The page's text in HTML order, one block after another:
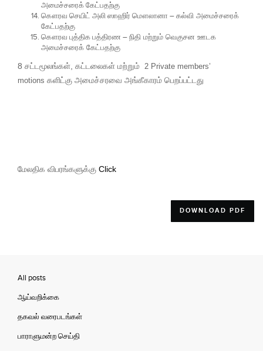
அமைச்சரைக் கேட்பதற்கு
கௌரவ செயிட் அலி ஸாஹிர் மௌலானா – கல்வி அமைச்சரைக்
கேட்பதற்கு
கௌரவ புத்திக பத்திரண – நிதி மற்றும் வெகுசன ஊடக
அமைச்சரைக் கேட்பதற்கு
8 சட்டமூலங்கள், கட்டலைகள் மற்றும் 2 Private members’
motions களிட்கு அமைச்சரவை அங்கீகாரம் பெறப்பட்டது
மேலதிக விபரங்களுக்கு Click
DOWNLOAD PDF
All posts
ஆய்வறிக்கை
தகவல் வரைபடங்கள்
பாராளுமன்ற செய்தி